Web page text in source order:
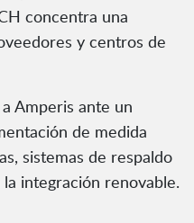
concentra una
y centros de
Amperis ante un
de medida
sistemas de respaldo
integración renovable.